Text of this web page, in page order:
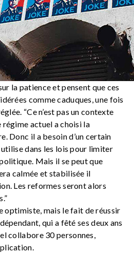
la patience et pensent que ces
comme caduques, une fois
“Ce n’est pas un contexte
régime actuel a choisi la
Donc il a besoin d’un certain
dans les lois pour limiter
Mais il se peut que
calmée et stabilisée il
Les reformes seront alors
optimiste, mais le fait de réussir
qui a fêté ses deux ans
collabore 30 personnes,